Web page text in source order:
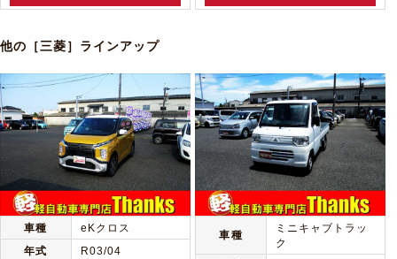
他の［三菱］ラインアップ
車種
eKクロス
年式
R03/04
車種
ミニキャブトラッ
ク